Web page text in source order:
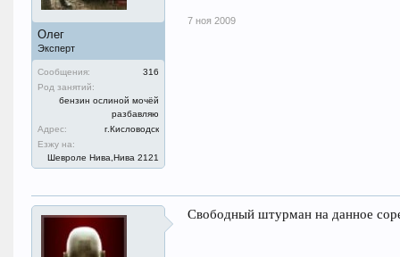
Олег
Эксперт
Сообщения:
316
Род занятий:
бензин ослиной мочёй
разбавляю
Адрес:
г.Кисловодск
Езжу на:
Шевроле Нива,Нива 2121
7 ноя 2009
Свободный штурман на данное